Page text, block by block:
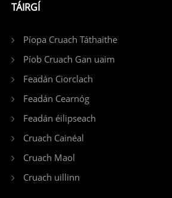
TÁIRGÍ
Píopa Cruach Táthaithe
Píob Cruach Gan uaim
Feadán Ciorclach
Feadán Cearnóg
Feadán éilipseach
Cruach Cainéal
Cruach Maol
Cruach uillinn